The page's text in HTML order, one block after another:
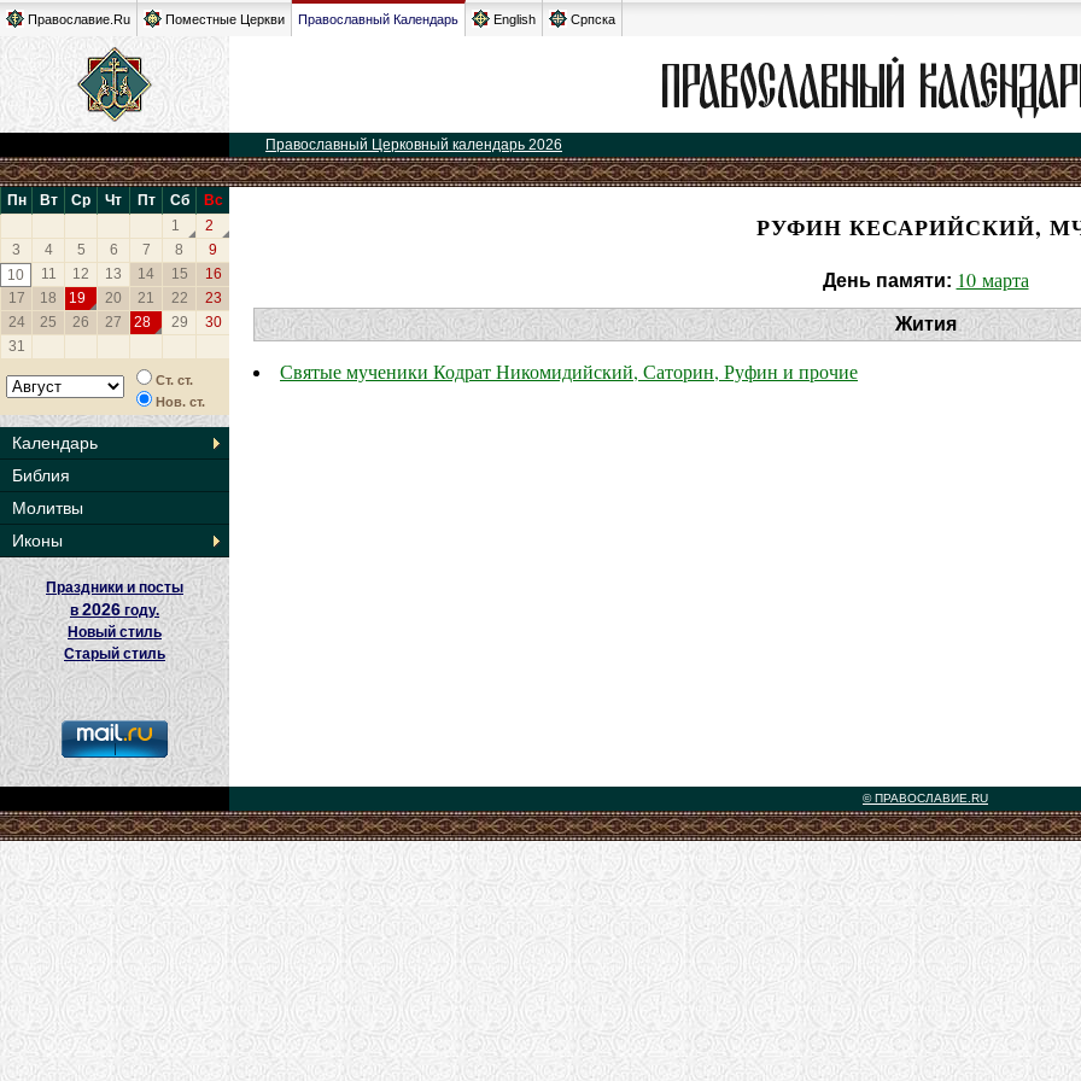
Православие.Ru Поместные Церкви Православный Календарь English Српска
Православный Церковный календарь 2026
Пн Вт Ср Чт Пт Сб
Вс
1
2
3
4 5 6 7 8
9
10
11 12 13 14 15
16
17
18 19 20 21 22
23
24
25 26 27 28 29
30
31
Ст. ст.
Нов. ст.
Календарь
Библия
Молитвы
Иконы
Праздники и посты
в2026 году.
Новый стиль
Старый стиль
РУФИН КЕСАРИЙСКИЙ,
День памяти: 10 марта
Жития
Святые мученики Кодрат Никомидийский, Саторин, Руфин и прочие
© ПРАВОСЛАВИЕ.RU